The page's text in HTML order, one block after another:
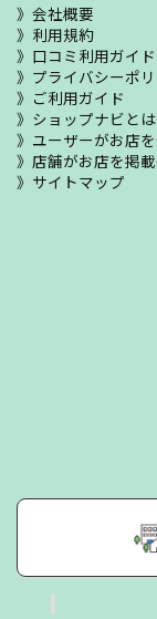
会社概要
利用規約
口コミ利用ガイ
プライバシーポ
ご利用ガイド
ショップナビとは
ユーザーがお店
店舗がお店を掲
サイトマップ